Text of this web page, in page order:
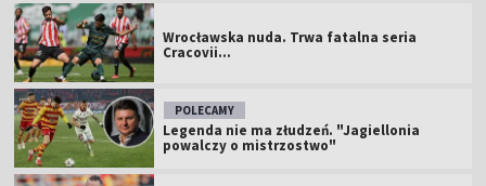
Wrocławska nuda. Trwa fatalna seria
Cracovii...
POLECAMY
Legenda nie ma złudzeń. "Jagiellonia
powalczy o mistrzostwo"